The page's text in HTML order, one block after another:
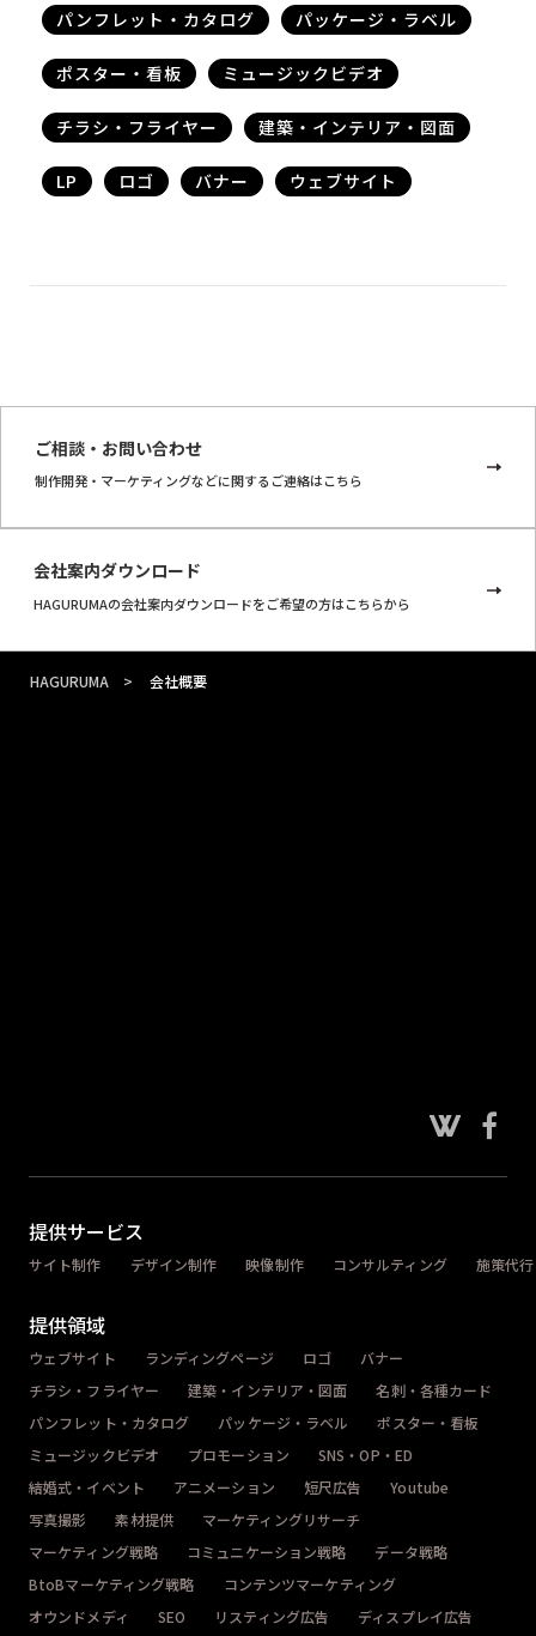
パンフレット・カタログ パッケージ・ラベル
ポスター・看板 ミュージックビデオ
チラシ・フライヤー 建築・インテリア・図面
LP ロゴ バナー ウェブサイト
ご相談・お問い合わせ
制作開発・マーケティングなどに関するご連絡はこちら
会社案内ダウンロード
HAGURUMAの会社案内ダウンロードをご希望の方はこちらから
HAGURUMA > 会社概要
提供サービス
サイト制作 デザイン制作 映像制作 コンサルティング 施策代行
提供領域
ウェブサイト ランディングページ ロゴ
バナー
チラシ・フライヤー
建築・インテリア・図面
名刺・各種カード
パンフレット・カタログ
パッケージ・ラベル
ポスター・看板
ミュージックビデオ
プロモーション
SNS・OP・ED
結婚式・イベント
アニメーション 短尺広告
Youtube
写真撮影
素材提供
マーケティングリサーチ
マーケティング戦略
コミュニケーション戦略
データ戦略
BtoBマーケティング戦略
コンテンツマーケティング
オウンドメディ
SEO リスティング広告
ディスプレイ広告